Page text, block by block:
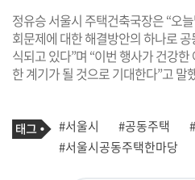
정유승 서울시 주택건축국장은 “오
회문제에 대한 해결방안의 하나로
식되고 있다”며 “이번 행사가 건강
한 계기가 될 것으로 기대한다”고 말
기
사
관
련
태
그
#서울시 #공동주택
#서울시공동주택한마당